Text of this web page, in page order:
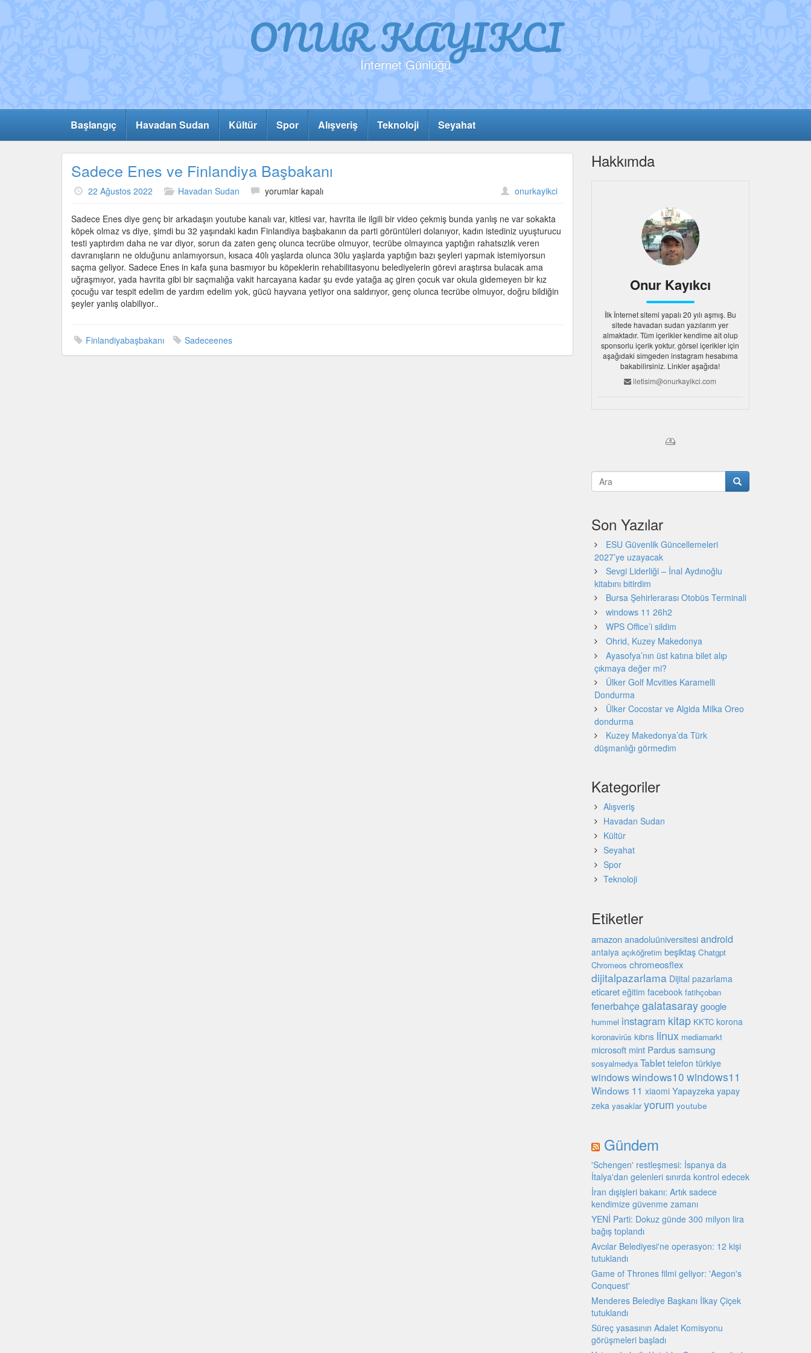
ONUR KAYIKCI
İnternet Günlüğü
Başlangıç Havadan Sudan Kültür Spor Alışveriş Teknoloji Seyahat
Sadece Enes ve Finlandiya Başbakanı
22 Ağustos 2022 Havadan Sudan
Sadece
ve
Finlandiya
Başbakanı
için
yorumlar kapalı onurkayikci
Sadece Enes diye genç bir arkadaşın youtube kanalı var, kitlesi var, havrita ile ilgili bir video çekmiş bunda yanlış ne var sokakta
köpek olmaz vs diye, şimdi bu 32 yaşındaki kadın Finlandiya başbakanın da parti görüntüleri dolanıyor, kadın istediniz uyuşturucu
testi yaptırdım daha ne var diyor, sorun da zaten genç olunca tecrübe olmuyor, tecrübe olmayınca yaptığın rahatsızlık veren
davranışların ne olduğunu anlamıyorsun, kısaca 40lı yaşlarda olunca 30lu yaşlarda yaptığın bazı şeyleri yapmak istemiyorsun
saçma geliyor. Sadece Enes in kafa şuna basmıyor bu köpeklerin rehabilitasyonu belediyelerin görevi araştırsa bulacak ama
uğraşmıyor, yada havrita gibi bir saçmalığa vakit harcayana kadar şu evde yatağa aç giren çocuk var okula gidemeyen bir kız
çocuğu var tespit edelim de yardım edelim yok, gücü hayvana yetiyor ona saldırıyor, genç olunca tecrübe olmuyor, doğru bildiğin
şeyler yanlış olabiliyor..
Finlandiyabaşbakanı Sadeceenes
Hakkımda
Onur Kayıkcı
İlk İnternet sitemi yapalı 20 yılı aşmış. Bu
sitede havadan sudan yazılarım yer
almaktadır. Tüm içerikler kendime ait olup
sponsorlu içerik yoktur. görsel içerikler için
aşağıdaki simgeden instagram hesabıma
bakabilirsiniz. Linkler aşağıda!
iletisim@onurkayikci.com
Son Yazılar
ESU Güvenlik Güncellemeleri
2027’ye uzayacak
Sevgi Liderliği – İnal Aydınoğlu
kitabını bitirdim
Bursa Şehirlerarası Otobüs Terminali
windows 11 26h2
WPS Office’i sildim
Ohrid, Kuzey Makedonya
Ayasofya’nın üst katına bilet alıp
çıkmaya değer mi?
Ülker Golf Mcvities Karamelli
Dondurma
Ülker Cocostar ve Algida Milka Oreo
dondurma
Kuzey Makedonya’da Türk
düşmanlığı görmedim
Kategoriler
Alışveriş
Havadan Sudan
Kültür
Seyahat
Spor
Teknoloji
Etiketler
amazon anadoluüniversitesi android
antalya açıköğretim beşiktaş Chatgpt
Chromeos chromeosflex
dijitalpazarlama Dijital pazarlama
eticaret eğitim facebook fatihçoban
fenerbahçegalatasaray google
hummel instagram kitap KKTC korona
koronavirüs kıbrıs linux mediamarkt
microsoft mint Pardus samsung
sosyalmedya Tablet telefon türkiye
windowswindows10 windows11
Windows 11 xiaomi Yapayzeka yapay
zeka yasaklar yorum youtube
Gündem
'Schengen' restleşmesi: İspanya da
İtalya'dan gelenleri sınırda kontrol edecek
İran dışişleri bakanı: Artık sadece
kendimize güvenme zamanı
YENİ Parti: Dokuz günde 300 milyon lira
bağış toplandı
Avcılar Belediyesi'ne operasyon: 12 kişi
tutuklandı
Game of Thrones filmi geliyor: 'Aegon's
Conquest'
Menderes Belediye Başkanı İlkay Çiçek
tutuklandı
Süreç yasasının Adalet Komisyonu
görüşmeleri başladı